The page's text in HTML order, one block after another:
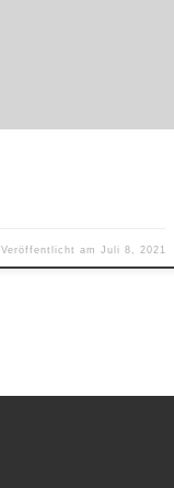
Veröffentlicht am Juli 8, 2021